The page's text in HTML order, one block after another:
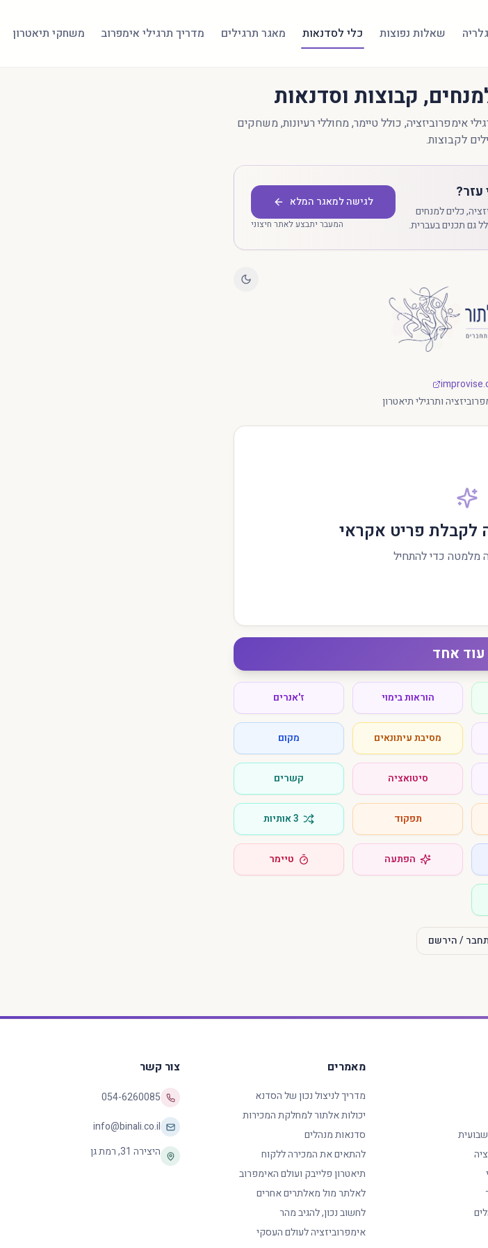
גלריה שאלות נפוצות כלי לסדנאות מאגר תרגילים מדריך תרגילי אימפרוב משחקי תיאטרון
קבוצות וסדנאות
אימפרוביזציה, כולל טיימר, מחוללי רעיונות, משחקים
לקבוצות.
עזר?
כלים למנחים
לגישה למאגר המלא
המעבר יתבצע לאתר חיצוני
המכון לאלתור
ותרגילי תיאטרון
לקבלת פריט אקראי
מלמטה כדי להתחיל
עוד אחד
הוראות בימוי ז'אנרים
מסיבת עיתונאים מקום
סיטואציה קשרים
תפקוד 3 אותיות
הפתעה טיימר
/ הירשם
מאמרים
מדריך לניצול נכון של הסדנא
יכולות אלתור למחלקת המכירות
סדנאות מנהלים
להתאים את המכירה ללקוח
תיאטרון פלייבק ועולם האימפרוב
לאלתר מול מאלתרים אחרים
לחשוב נכון, להגיב מהר
אימפרוביזציה לעולם העסקי
צור קשר
054-6260085
info@binali.co.il
היצירה 31
,רמת גן